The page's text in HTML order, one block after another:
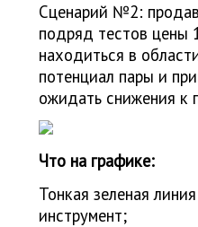
Сценарий №2:
подряд тестов цены
находиться в
потенциал пары и
ожидать снижения к
Что на графике:
Тонкая зеленая
инструмент;